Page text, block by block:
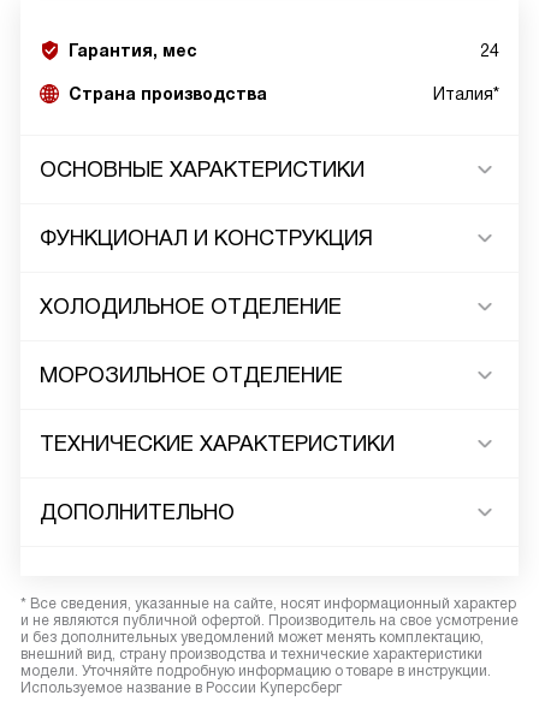
Гарантия, мес 24
Страна производства Италия*
ОСНОВНЫЕ ХАРАКТЕРИСТИКИ
ФУНКЦИОНАЛ И КОНСТРУКЦИЯ
ХОЛОДИЛЬНОЕ ОТДЕЛЕНИЕ
МОРОЗИЛЬНОЕ ОТДЕЛЕНИЕ
ТЕХНИЧЕСКИЕ ХАРАКТЕРИСТИКИ
ДОПОЛНИТЕЛЬНО
* Все сведения, указанные на сайте, носят информационный характер
и не являются публичной офертой. Производитель на свое усмотрение
и без дополнительных уведомлений может менять комплектацию,
внешний вид, страну производства и технические характеристики
модели. Уточняйте подробную информацию о товаре в инструкции.
Используемое название в России Куперсберг